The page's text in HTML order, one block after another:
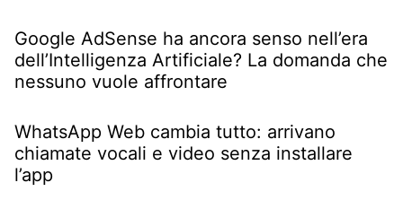
Google AdSense ha ancora senso nell’era
dell’Intelligenza Artificiale? La domanda che
nessuno vuole affrontare
WhatsApp Web cambia tutto: arrivano
chiamate vocali e video senza installare
l’app